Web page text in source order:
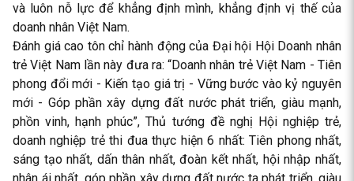
và luôn nỗ lực để khẳng định mình, khẳng định vị thế của
doanh nhân Việt Nam.
Đánh giá cao tôn chỉ hành động của Đại hội Hội Doanh nhân
trẻ Việt Nam lần này đưa ra: “Doanh nhân trẻ Việt Nam - Tiên
phong đổi mới - Kiến tạo giá trị - Vững bước vào kỷ nguyên
mới - Góp phần xây dựng đất nước phát triển, giàu mạnh,
phồn vinh, hạnh phúc”, Thủ tướng đề nghị Hội nghiệp trẻ,
doanh nghiệp trẻ thi đua thực hiện 6 nhất: Tiên phong nhất,
sáng tạo nhất, dấn thân nhất, đoàn kết nhất, hội nhập nhất,